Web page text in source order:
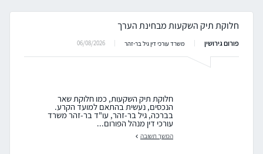
חלוקת תיק השקעות מבחינת הערך
פורום גירושין משרד עורכי דין גיל בר-זהר 06/08/2026
חלוקת תיק השקעות, כמו חלוקת שאר
הנכסים, נעשית בהתאם למועד הקרע.
בברכה, גיל בר-זהר, עו"ד בר-זהר משרד
עורכי דין מנהל הפורום...
המשך תשובה